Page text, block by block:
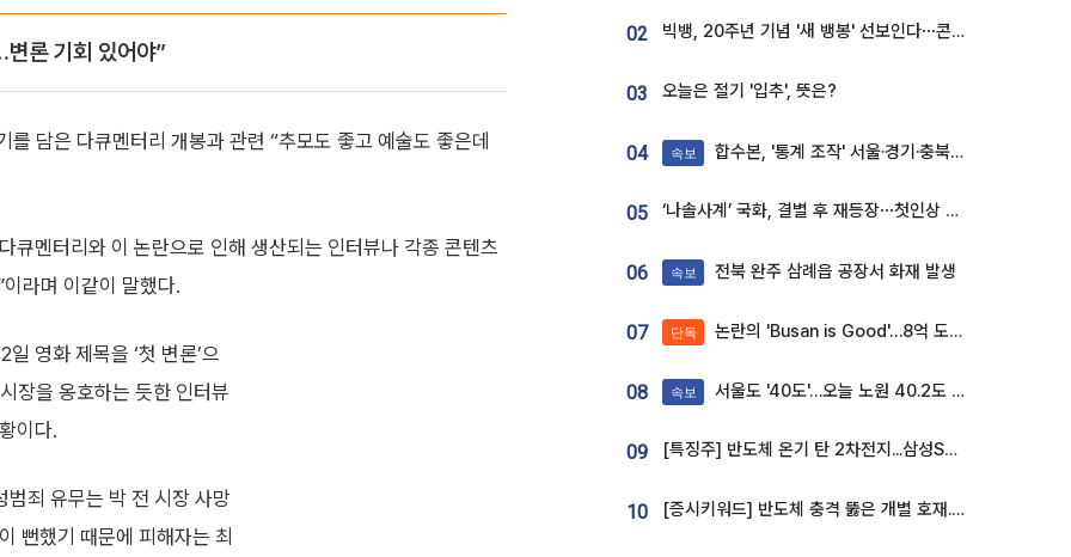
론 기회 있어야”
담은 다큐멘터리 개봉과 관련 “추모도 좋고 예술도 좋은데
큐멘터리와 이 논란으로 인해 생산되는 인터뷰나 각종 콘텐츠
라며 이같이 말했다.
영화 제목을 ‘첫 변론’으
장을 옹호하는 듯한 인터뷰
이다.
범죄 유무는 박 전 시장 사망
뻔했기 때문에 피해자는 최
02 빅뱅, 20주년 기념 '새 뱅봉' 선보인다⋯콘서트 앞두고 팝업 개최
03 오늘은 절기 '입추', 뜻은?
04 속보 합수본, '통계 조작' 서울·경기·충북 선관위 등 추가 압수수색
05 ‘나솔사계’ 국화, 결별 후 재등장⋯첫인상 투표 휩쓸고 ‘인기녀’ 등극
06 속보 전북 완주 삼례읍 공장서 화재 발생
07 단독 논란의 'Busan is Good'…8억 도시브랜드, 용산 대통령실 CI 업체가 수행
08 속보 서울도 '40도'…오늘 노원 40.2도 기록
09 [특징주] 반도체 온기 탄 2차전지...삼성SDI, 장 초반 7% 넘게 껑충
10 [증시키워드] 반도체 충격 뚫은 개별 호재...포스코퓨처엠·에코프로·한화솔루션 '눈길'